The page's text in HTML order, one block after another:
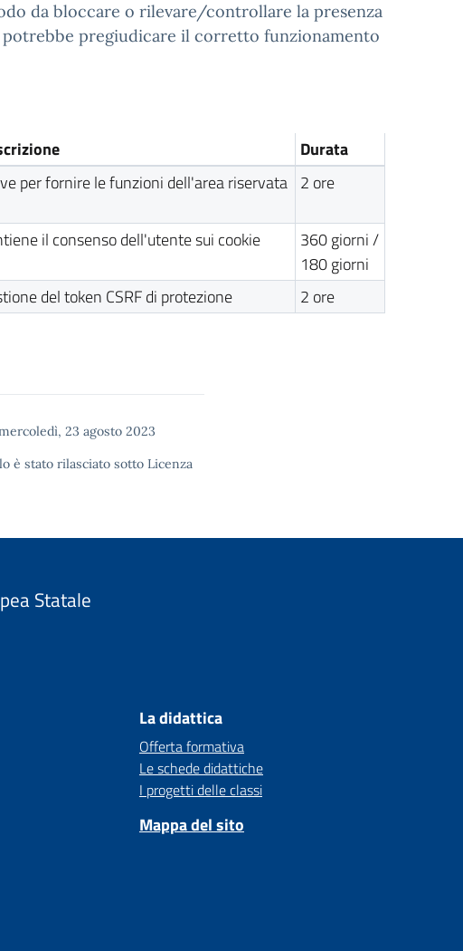
da bloccare o rilevare/controllare la presenza
pregiudicare il corretto funzionamento
Durata
per fornire le funzioni dell'area riservata 2 ore
il consenso dell'utente sui cookie
360 giorni /
180 giorni
del token CSRF di protezione 2 ore
23 agosto 2023
è stato rilasciato sotto Licenza
Statale
La didattica
Offerta formativa
Le schede didattiche
I progetti delle classi
Mappa del sito